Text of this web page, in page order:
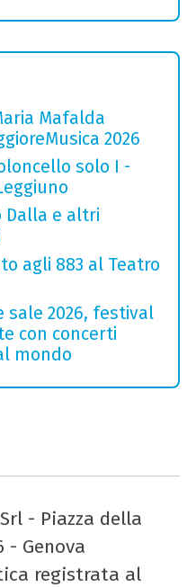
Mafalda
2026
solo I -
Dalla e altri
agli 883 al Teatro
sale 2026, festival
con concerti
mondo
- Piazza della
Genova
registrata al